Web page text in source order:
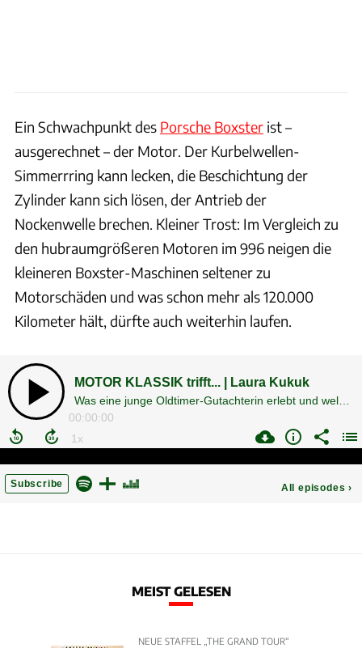
Ein Schwachpunkt des Porsche Boxster ist –
ausgerechnet – der Motor. Der Kurbelwellen-
Simmerrring kann lecken, die Beschichtung der
Zylinder kann sich lösen, der Antrieb der
Nockenwelle brechen. Kleiner Trost: Im Vergleich zu
den hubraumgrößeren Motoren im 996 neigen die
kleineren Boxster-Maschinen seltener zu
Motorschäden und was schon mehr als 120.000
Kilometer hält, dürfte auch weiterhin laufen.
MEIST GELESEN
NEUE STAFFEL „THE GRAND TOUR“